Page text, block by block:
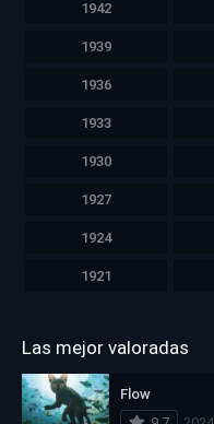
1942
1939
1936
1933
1930
1927
1924
1921
Las mejor valoradas
Flow